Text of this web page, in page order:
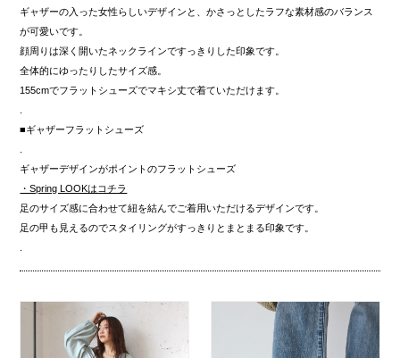
ギャザーの入った女性らしいデザインと、かさっとしたラフな素材感のバランス
が可愛いです。
顔周りは深く開いたネックラインですっきりした印象です。
全体的にゆったりしたサイズ感。
155cmでフラットシューズでマキシ丈で着ていただけます。
■ギャザーフラットシューズ
ギャザーデザインがポイントのフラットシューズ
・Spring LOOKはコチラ
足のサイズ感に合わせて紐を結んでご着用いただけるデザインです。
足の甲も見えるのでスタイリングがすっきりとまとまる印象です。